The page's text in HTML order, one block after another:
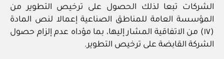
الشركات تبعا لذلك الحصول على ترخيص التطوير من
المؤسسة العامة للمناطق الصناعية إعمالا لنص المادة
(١٧) من الاتفاقية المشار إليها، بما مؤداه عدم إلزام حصول
الشركة القابضة على ترخيص التطوير.